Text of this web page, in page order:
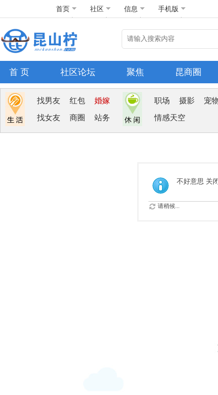
首页 社区 信息 手机版
首 页 社区论坛 聚焦 昆商圈
找男友 红包 婚嫁
找女友 商圈 站务
职场 摄影 宠
情感天空
不好意思 关
请稍候...